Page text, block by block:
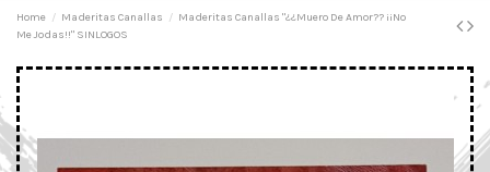
Home Maderitas Canallas
Maderitas Canallas "¿¿Muero De Amor?? ¡¡No
Me Jodas!!" SINLOGOS